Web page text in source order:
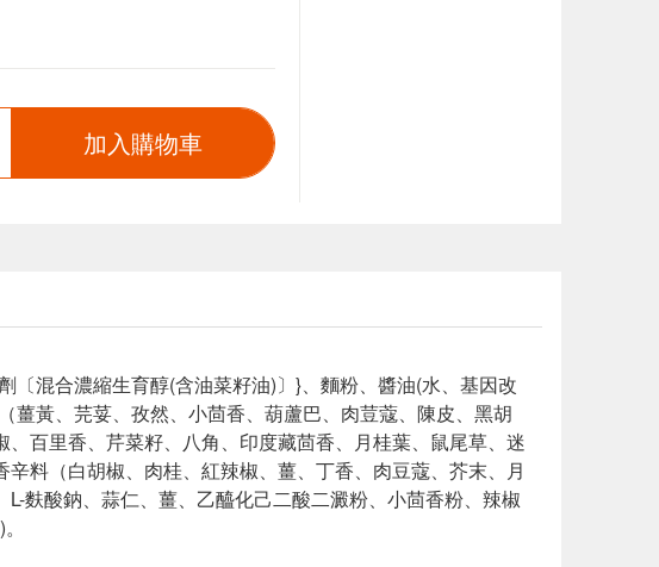
加入購物車
混合濃縮生育醇(含油菜籽油)〕}、麵粉、醬油(水、基因改
黃、芫荽、孜然、小茴香、葫蘆巴、肉荳蔻、陳皮、黑胡
百里香、芹菜籽、八角、印度藏茴香、月桂葉、鼠尾草、迷
料（白胡椒、肉桂、紅辣椒、薑、丁香、肉豆蔻、芥末、月
麩酸鈉、蒜仁、薑、乙醯化己二酸二澱粉、小茴香粉、辣椒